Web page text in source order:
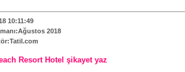
10:11:49
2018
Resort Hotel şikayet yaz